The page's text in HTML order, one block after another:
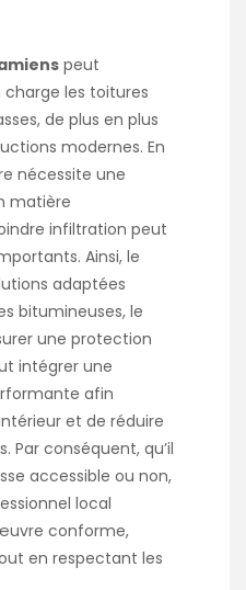
peut
les toitures
de plus en plus
modernes. En
nécessite une
matière
infiltration peut
Ainsi, le
adaptées
bitumineuses, le
une protection
intégrer une
afin
et de réduire
Par conséquent, qu’il
accessible ou non,
local
conforme,
en respectant les